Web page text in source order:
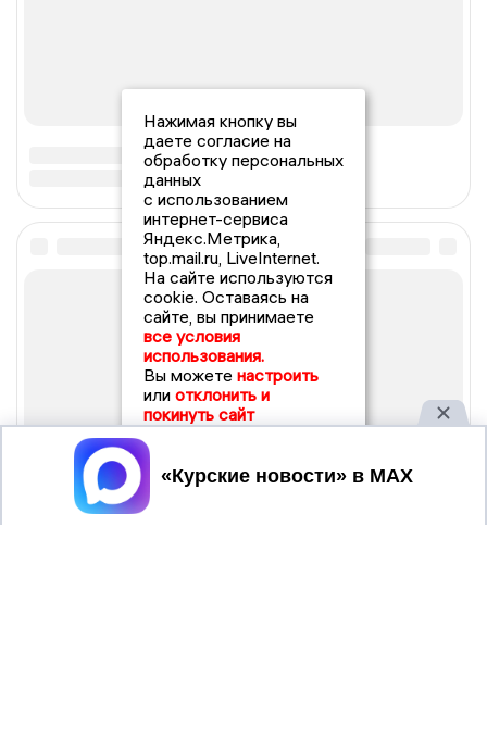
Нажимая кнопку вы
даете согласие на
обработку персональных
данных
с использованием
интернет-сервиса
Яндекс.Метрика,
top.mail.ru, LiveInternet.
На сайте используются
cookie. Оставаясь на
сайте, вы принимаете
все условия
использования.
Вы можете настроить
или отклонить и
покинуть сайт
Принять